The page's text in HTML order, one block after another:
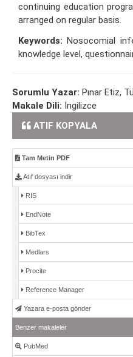
continuing education
arranged on regular basis.
Keywords: Nosocomial
knowledge level,
Sorumlu Yazar: Pınar Etiz,
Makale Dili: İngilizce
ATIF KOPYALA
Tam Metin PDF
Atıf dosyası indir
RIS
EndNote
BibTex
Medlars
Procite
Reference Manager
Yazara e-posta gönder
Benzer makaleler
PubMed